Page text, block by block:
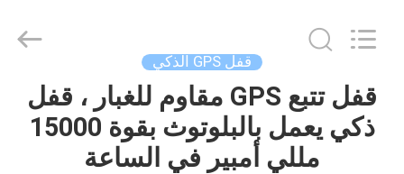
الصفحة
الرئيسية
Reserved.
قفل GPS الذكي
قفل تتبع GPS مقاوم للغبار ، قفل
ذكي يعمل بالبلوتوث بقوة 15000
مللي أمبير في الساعة